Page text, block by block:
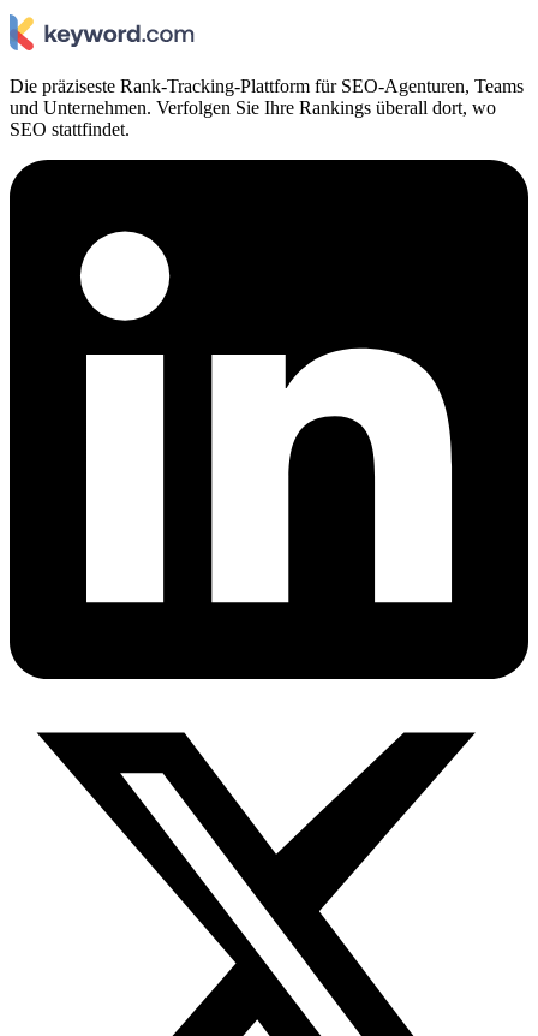
Die präziseste Rank-Tracking-Plattform für SEO-Agenturen, Teams
und Unternehmen. Verfolgen Sie Ihre Rankings überall dort, wo
SEO stattfindet.